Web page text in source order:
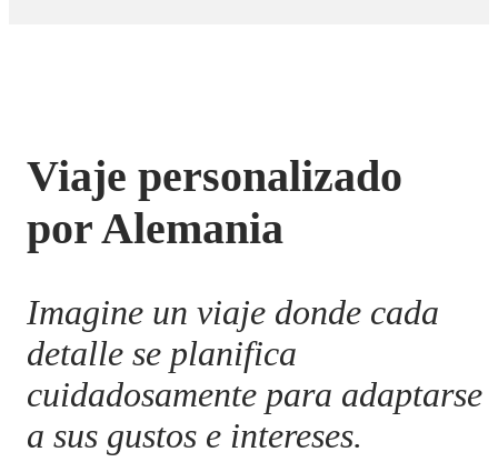
Viaje personalizado
por Alemania
Imagine un viaje donde cada
detalle se planifica
cuidadosamente para adaptarse
a sus gustos e intereses.